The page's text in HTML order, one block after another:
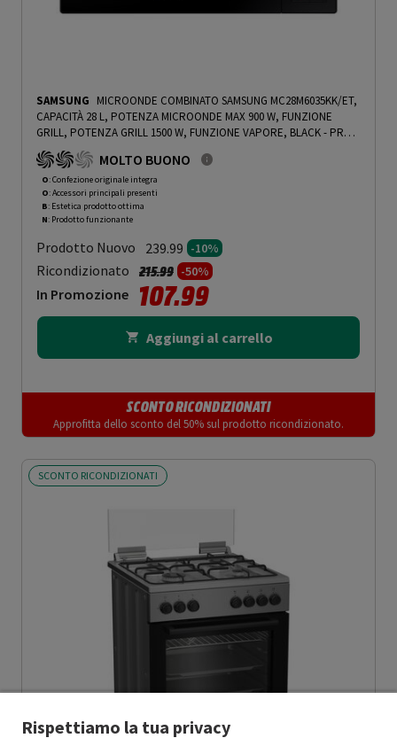
SAMSUNG MICROONDE COMBINATO SAMSUNG MC28M6035KK/ET,
CAPACITÀ 28 L, POTENZA MICROONDE MAX 900 W, FUNZIONE
GRILL, POTENZA GRILL 1500 W, FUNZIONE VAPORE, BLACK - PRMG
GRADING OOBN - 10%
MOLTO BUONO
O: Confezione originale integra
O: Accessori principali presenti
B: Estetica prodotto ottima
N: Prodotto funzionante
Prodotto Nuovo 239.99 -10%
Ricondizionato Prezzo ridotto da
215.99a-50%
In Promozione 107.99
Aggiungi al carrello
SCONTO RICONDIZIONATI
Approfitta dello sconto del 50% sul prodotto ricondizionato.
SCONTO RICONDIZIONATI
Rispettiamo la tua privacy